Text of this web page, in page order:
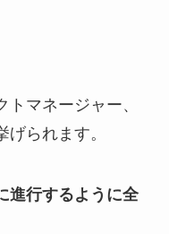
マネージャー、
られます。
進行するように全